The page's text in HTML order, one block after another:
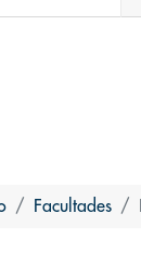
Facultades